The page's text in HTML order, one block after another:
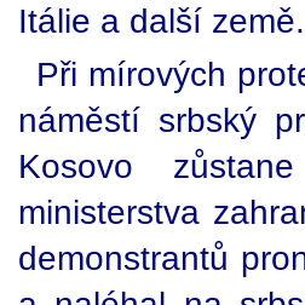
Itálie a další země.
Při mírových
náměstí srbský
Kosovo
ministerstva
demonstrantů